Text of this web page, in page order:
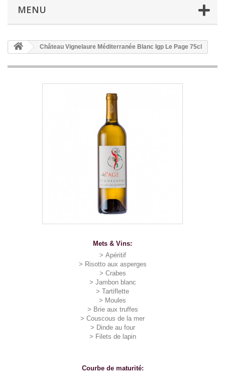
MENU
Château Vignelaure Méditerranée Blanc Igp Le Page 75cl
Mets & Vins:
> Apéritif
> Risotto aux asperges
> Crabes
> Jambon blanc
> Tartiflette
> Moules
> Brie aux truffes
> Couscous de la mer
> Dinde au four
> Filets de lapin
Courbe de maturité: